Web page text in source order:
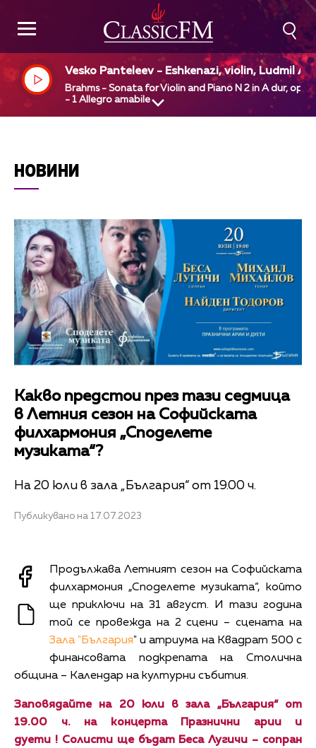
Vesko Panteleev - Eshkenazi, violin, Ludmil
elov, piano
Brahms - Sonata for Violin and Piano N 2 in A dur,
- 1 Allegro amabile
НОВИНИ
Какво предстои през тази седмица
в Летния сезон на Софийската
филхармония „Споделете
музиката“?
На 20 юли в зала „България“ от 19.00 ч.
Публикувано на 17.07.2023
Продължава Летният сезон на Софийската
филхармония „Споделете музиката“, който
ще приключи на 31 август. И тази година
той се провежда на 2 сцени – сцената на
Зала "България" и атриума на Квадрат 500 с
финансовата подкрепата на Столична
община – Календар на културни събития.
Заповядайте на 20 юли в зала „България“ от
19.00 ч. на концерта
Празнични арии и
дуети ! Солисти ще бъдат Беса Лугичи – сопран